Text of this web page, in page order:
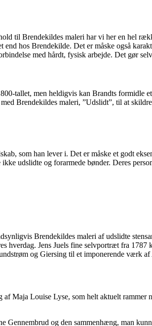
til Brendekildes maleri har vi her en hel
hos Brendekilde. Det er måske også
med hårdt, fysisk arbejde. Det gør
tallet, men heldigvis kan Brandts formidle
Brendekildes maleri, ”Udslidt”, til at
som han lever i. Det er måske et godt
udslidte og forarmede bønder. Deres
Brendekildes maleri af udslidte
hverdag. Jens Juels fine selvportræt fra
og Giersing til et imponerende værk
Maja Louise Lyse, som helt aktuelt rammer
og den sammenhæng, man